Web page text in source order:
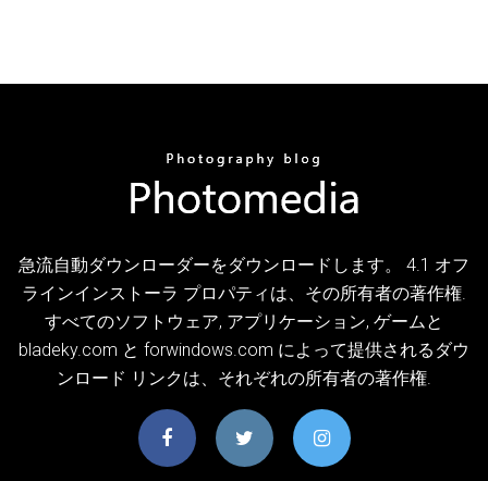
急流自動ダウンローダーをダウンロードします。 4.1 オフ
ラインインストーラ プロパティは、その所有者の著作権.
すべてのソフトウェア, アプリケーション, ゲームと
bladeky.com と forwindows.com によって提供されるダウ
ンロード リンクは、それぞれの所有者の著作権.